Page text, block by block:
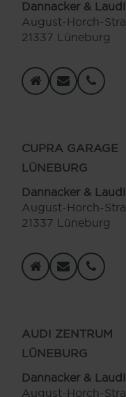
Dannacker &
August-Horch-
21337 Lüneburg
CUPRA GARAGE
LÜNEBURG
Dannacker &
August-Horch-
21337 Lüneburg
AUDI ZENTRUM
LÜNEBURG
Dannacker &
August-Horch-